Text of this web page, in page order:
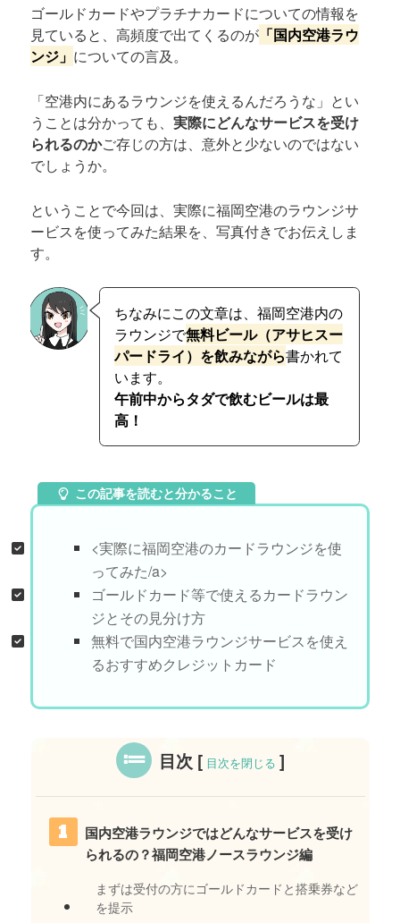
ゴールドカードやプラチナカードについての情報を
見ていると、高頻度で出てくるのが 「国内空港ラウ
ンジ」 についての言及。
「空港内にあるラウンジを使えるんだろうな」とい
うことは分かっても、実際にどんなサービスを受け
られるのかご存じの方は、意外と少ないのではない
でしょうか。
ということで今回は、実際に福岡空港のラウンジサ
ービスを使ってみた結果を、写真付きでお伝えしま
す。
ちなみにこの文章は、福岡空港内の
ラウンジで無料ビール（アサヒスー
パードライ）を飲みながら書かれて
います。
午前中からタダで飲むビールは最
高！
この記事を読むと分かること
<実際に福岡空港のカードラウンジを使
ってみた/a>
ゴールドカード等で使えるカードラウン
ジとその見分け方
無料で国内空港ラウンジサービスを使え
るおすすめクレジットカード
目次 [ 目次を閉じる ]
国内空港ラウンジではどんなサービスを受け
られるの？福岡空港ノースラウンジ編
まずは受付の方にゴールドカードと搭乗券など
を提示